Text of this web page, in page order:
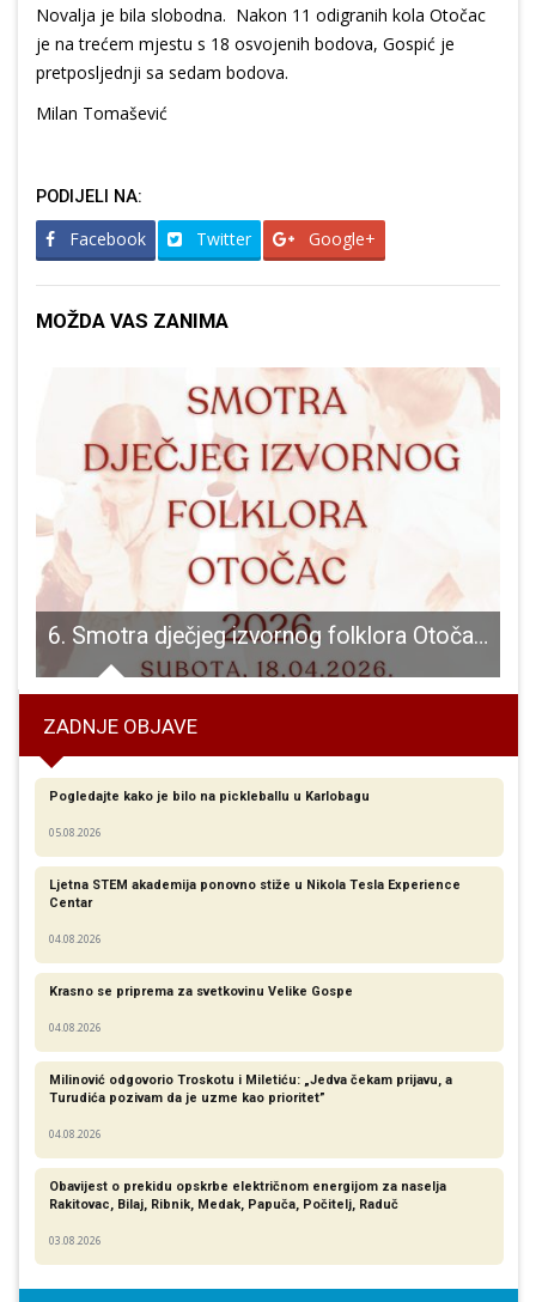
Novalja je bila slobodna. Nakon 11 odigranih kola Otočac
je na trećem mjestu s 18 osvojenih bodova, Gospić je
pretposljednji sa sedam bodova.
Milan Tomašević
PODIJELI NA:
Facebook Twitter Google+
MOŽDA VAS ZANIMA
6. Smotra dječjeg izvornog folklora Otočac 2026.
ZADNJE OBJAVE
Pogledajte kako je bilo na pickleballu u Karlobagu
05.08.2026
Ljetna STEM akademija ponovno stiže u Nikola Tesla Experience
Centar
04.08.2026
Krasno se priprema za svetkovinu Velike Gospe
04.08.2026
Milinović odgovorio Troskotu i Miletiću: „Jedva čekam prijavu, a
Turudića pozivam da je uzme kao prioritet”
04.08.2026
Obavijest o prekidu opskrbe električnom energijom za naselja
Rakitovac, Bilaj, Ribnik, Medak, Papuča, Počitelj, Raduč
03.08.2026